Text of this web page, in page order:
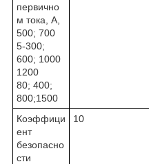
первично
м тока, А,
500; 700
5-300;
600; 1000
1200
80; 400;
800;1500
Коэффици
ент
безопасно
сти
10